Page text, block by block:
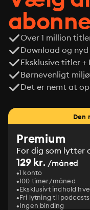
Over 1 million
Download og
Eksklusive titler
Børnevenligt
Det er nemt at
Den
Premium
For dig som lytter
129 kr. /måned
1 konto
100 timer/måned
Eksklusivt indhold
Fri lytning til podcasts
Ingen binding